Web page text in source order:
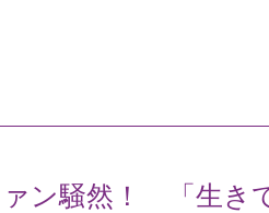
ン騒然！ 「生き